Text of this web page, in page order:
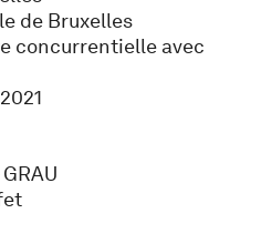
de Bruxelles
concurrentielle avec